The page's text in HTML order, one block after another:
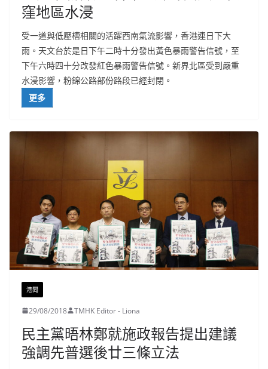
窪地區水浸
受一道與低壓槽相關的活躍西南氣流影響，香港連日下大
雨。天文台於是日下午二時十分發出黃色暴雨警告信號，至
下午六時四十分改發紅色暴雨警告信號。新界北區受到嚴重
水浸影響，粉錦公路部份路段已經封閉。
更多
港聞
29/08/2018 TMHK Editor - Liona
民主黨晤林鄭就施政報告提出建議
強調先普選後廿三條立法